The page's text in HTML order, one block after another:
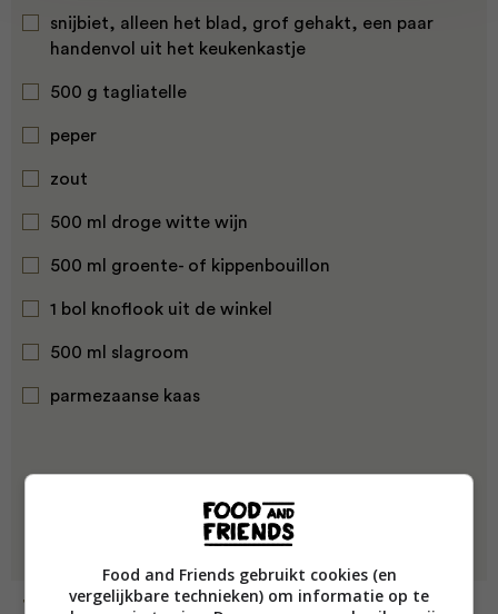
snijbiet, alleen het blad, grof gehakt, een paar
handenvol uit het keukenkastje
500 g tagliatelle
peper
zout
500 ml droge witte wijn
500 ml groente- of kippenbouillon
1 bol knoflook uit de winkel
500 ml slagroom
parmezaanse kaas
Food and Friends gebruikt cookies (en
vergelijkbare technieken) om informatie op te